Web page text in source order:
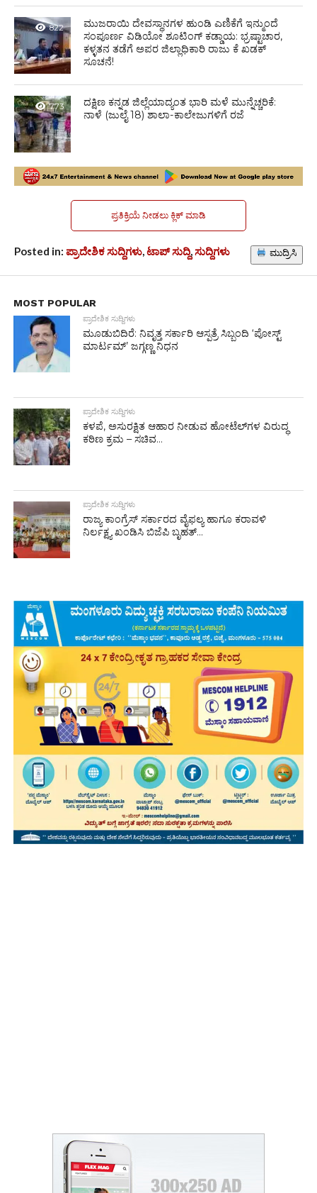
822
ಮುಜರಾಯಿ ದೇವಸ್ಥಾನಗಳ ಹುಂಡಿ ಎಣಿಕೆಗೆ ಇನ್ಮುಂದೆ
ಸಂಪೂರ್ಣ ವಿಡಿಯೋ ಶೂಟಿಂಗ್ ಕಡ್ಡಾಯ: ಭ್ರಷ್ಟಾಚಾರ,
ಕಳ್ಳತನ ತಡೆಗೆ ಅಪರ ಜಿಲ್ಲಾಧಿಕಾರಿ ರಾಜು ಕೆ ಖಡಕ್
ಸೂಚನೆ!
773
ದಕ್ಷಿಣ ಕನ್ನಡ ಜಿಲ್ಲೆಯಾದ್ಯಂತ ಭಾರಿ ಮಳೆ ಮುನ್ನೆಚ್ಚರಿಕೆ:
ನಾಳೆ (ಜುಲೈ 18) ಶಾಲಾ-ಕಾಲೇಜುಗಳಿಗೆ ರಜೆ
ಪ್ರತಿಕ್ರಿಯೆ ನೀಡಲು ಕ್ಲಿಕ್ ಮಾಡಿ
Posted in: ಪ್ರಾದೇಶಿಕ ಸುದ್ದಿಗಳು,ಟಾಪ್ ಸುದ್ದಿ,ಸುದ್ದಿಗಳು ಮುದ್ರಿಸಿ
MOST POPULAR
ಪ್ರಾದೇಶಿಕ ಸುದ್ದಿಗಳು
ಮೂಡುಬಿದಿರೆ: ನಿವೃತ್ತ ಸರ್ಕಾರಿ ಆಸ್ಪತ್ರೆ ಸಿಬ್ಬಂದಿ ‘ಪೋಸ್ಟ್
ಮಾರ್ಟಮ್’ ಜಗ್ಗಣ್ಣ ನಿಧನ
ಪ್ರಾದೇಶಿಕ ಸುದ್ದಿಗಳು
ಕಳಪೆ, ಅಸುರಕ್ಷಿತ ಆಹಾರ ನೀಡುವ ಹೋಟೆಲ್‌ಗಳ ವಿರುದ್ಧ
ಕಠಿಣ ಕ್ರಮ – ಸಚಿವ...
ಪ್ರಾದೇಶಿಕ ಸುದ್ದಿಗಳು
ರಾಜ್ಯ ಕಾಂಗ್ರೆಸ್ ಸರ್ಕಾರದ ವೈಫಲ್ಯ ಹಾಗೂ ಕರಾವಳಿ
ನಿರ್ಲಕ್ಷ್ಯ ಖಂಡಿಸಿ ಬಿಜೆಪಿ ಬೃಹತ್...